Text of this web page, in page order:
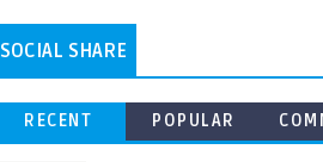
SOCIAL SHARE
RECENT POPULAR